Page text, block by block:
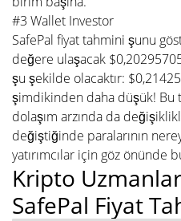
#3 Wallet Investor
SafePal fiyat tahmini şunu
değere ulaşacak
şu şekilde olacaktır:
şimdikinden daha düşük! Bu
dolaşım arzında da
değiştiğinde paralarının
yatırımcılar için göz önünde
Kripto
SafePal Fiyat